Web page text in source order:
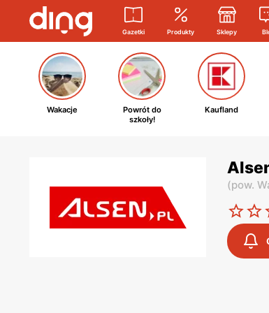
Gazetki Produkty Sklepy
Wakacje
Powrót do
szkoły!
Kaufland
(pow.